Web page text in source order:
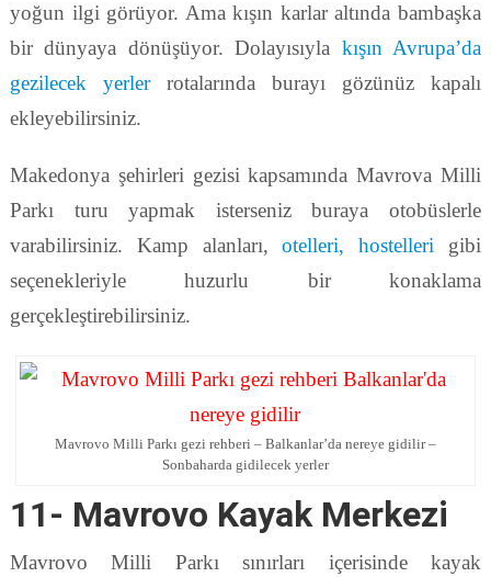
yoğun ilgi görüyor. Ama kışın karlar altında bambaşka
bir dünyaya dönüşüyor. Dolayısıyla kışın Avrupa’da
gezilecek yerlerrotalarında burayı gözünüz kapalı
ekleyebilirsiniz.
Makedonya şehirleri gezisi kapsamında Mavrova Milli
Parkı turu yapmak isterseniz buraya otobüslerle
varabilirsiniz. Kamp alanları,otelleri, hostelleri gibi
seçenekleriyle huzurlu bir konaklama
gerçekleştirebilirsiniz.
Mavrovo Milli Parkı gezi rehberi – Balkanlar’da nereye gidilir –
Sonbaharda gidilecek yerler
11- Mavrovo Kayak Merkezi
Mavrovo Milli Parkı sınırları içerisinde kayak